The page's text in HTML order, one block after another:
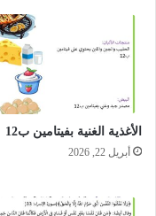
الأغذية الغنية بفيتامين ب12
أبريل 22, 2026